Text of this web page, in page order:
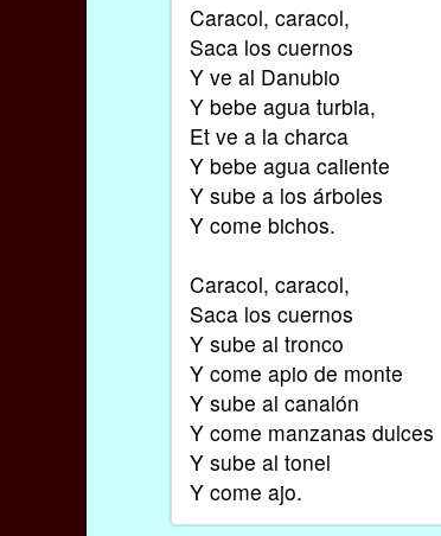
Caracol, caracol,
Saca los cuernos
Y ve al Danubio
Y bebe agua turbia,
Et ve a la charca
Y bebe agua caliente
Y sube a los árboles
Y come bichos.
Caracol, caracol,
Saca los cuernos
Y sube al tronco
Y come apio de monte
Y sube al canalón
Y come manzanas dulces
Y sube al tonel
Y come ajo.